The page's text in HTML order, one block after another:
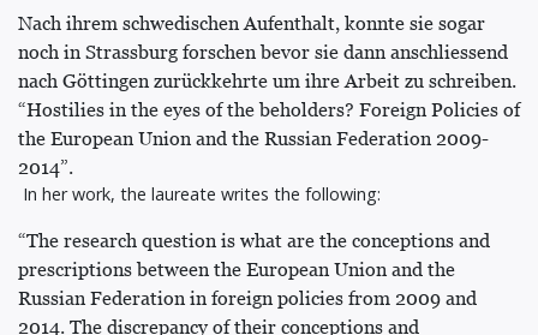
Nach ihrem schwedischen Aufenthalt, konnte sie sogar
noch in Strassburg forschen bevor sie dann anschliessend
nach Göttingen zurückkehrte um ihre Arbeit zu schreiben.
“Hostilies in the eyes of the beholders? Foreign Policies of
the European Union and the Russian Federation 2009-
2014”.
In her work, the laureate writes the following:
“The research question is what are the conceptions and
prescriptions between the European Union and the
Russian Federation in foreign policies from 2009 and
2014. The discrepancy of their conceptions and